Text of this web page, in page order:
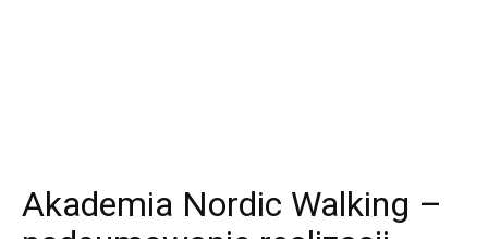
Akademia Nordic Walking –